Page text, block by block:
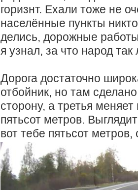
горизнт. Ехали тоже не
населённые пункты
делись, дорожные
я узнал, за что народ так
Дорога достаточно
отбойник, но там
сторону, а третья
пятьсот метров.
вот тебе пятьсот метров,